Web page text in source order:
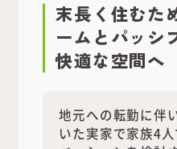
末長く住むた
ームとパッシ
快適な空間へ
地元への転勤に伴
いた実家で家族4